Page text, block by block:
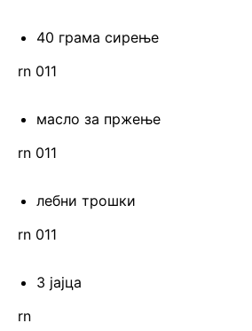
40 грама сирење
rn 011
масло за пржење
rn 011
лебни трошки
rn 011
3 јајца
rn